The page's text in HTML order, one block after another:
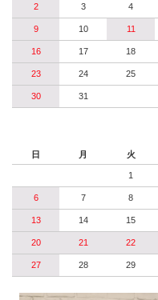
2 3 4
9 10 11
16 17 18
23 24 25
30 31
日 月 火
1
6 7 8
13 14 15
20 21 22
27 28 29